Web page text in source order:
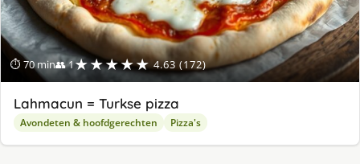
⏱ 70 min👥 1★★★★★ 4.63 (172)
Lahmacun = Turkse pizza
Avondeten & hoofdgerechten Pizza's